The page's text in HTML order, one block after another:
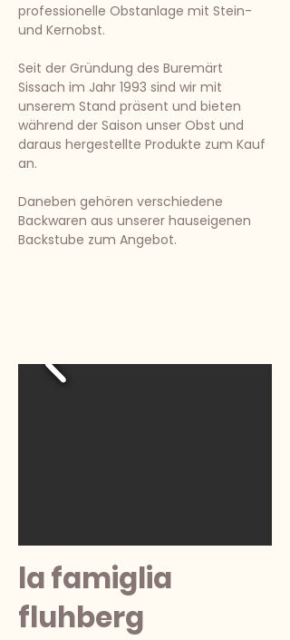
professionelle Obstanlage mit Stein-
und Kernobst.
Seit der Gründung des Buremärt
Sissach im Jahr 1993 sind wir mit
unserem Stand präsent und bieten
während der Saison unser Obst und
daraus hergestellte Produkte zum Kauf
an.
Daneben gehören verschiedene
Backwaren aus unserer hauseigenen
Backstube zum Angebot.
la famiglia
fluhberg